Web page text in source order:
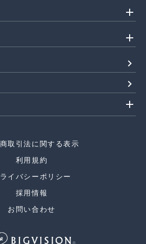
add
add
navigate_next
navigate_next
add
取引法に関する表示
利用規約
イバシーポリシー
採用情報
お問い合わせ